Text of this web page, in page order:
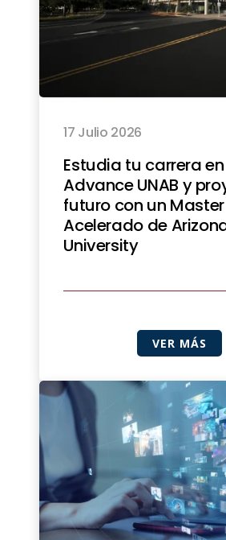
17 Julio 2026
Estudia tu carrera en
Advance UNAB y
futuro con un Master
Acelerado de
University
VER MÁS